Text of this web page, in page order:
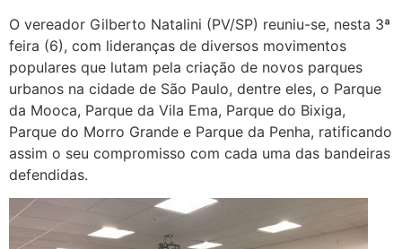
O vereador Gilberto Natalini (PV/SP) reuniu-se, nesta 3ª
feira (6), com lideranças de diversos movimentos
populares que lutam pela criação de novos parques
urbanos na cidade de São Paulo, dentre eles, o Parque
da Mooca, Parque da Vila Ema, Parque do Bixiga,
Parque do Morro Grande e Parque da Penha, ratificando
assim o seu compromisso com cada uma das bandeiras
defendidas.